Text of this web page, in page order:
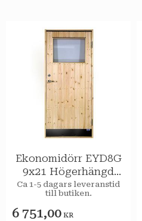
Ekonomidörr EYD8G
9x21 Högerhängd
STAR Varmförråd 2-
glas isolerruta
Ca 1-5 dagars leveranstid
till butiken.
6 751,00 KR